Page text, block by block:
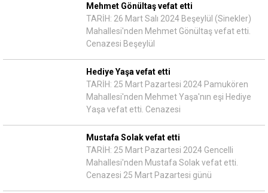
Mehmet Gönültaş vefat etti
TARİH: 26 Mart Salı 2024 Beşeylül (Sinekler)
Mahallesi'nden Mehmet Gönültaş vefat etti.
Cenazesi Beşeylül
Hediye Yaşa vefat etti
TARİH: 25 Mart Pazartesi 2024 Pamukören
Mahallesi'nden Mehmet Yaşa'nın eşi Hediye
Yaşa vefat etti. Cenazesi
Mustafa Solak vefat etti
TARİH: 25 Mart Pazartesi 2024 Gencelli
Mahallesi'nden Mustafa Solak vefat etti.
Cenazesi 25 Mart Pazartesi günü